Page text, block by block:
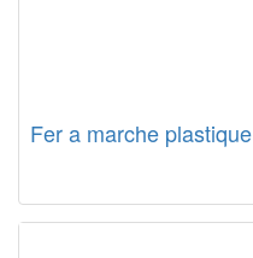
Fer a marche plastique